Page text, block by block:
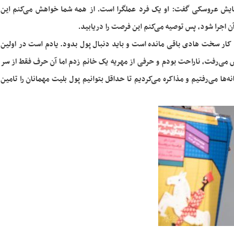
عروسکی گفت: او یک فرد عملگرا است. از همه شما خواهش می‌کنم این
شود، پس توصیه می‌کنم این فرصت را دریابید.
سخت هادی باقی مانده است و باید دنبال پول بدود. یادم است در اولین
می‌رفت، ناراحت بودم و حرفی از مهریه یک خانم زدم اما آن حرف فقط از سر
می‌رفتیم و مذاکره می‌کردیم تا حداقل بتوانیم پول بلیت مهمانان را تامین